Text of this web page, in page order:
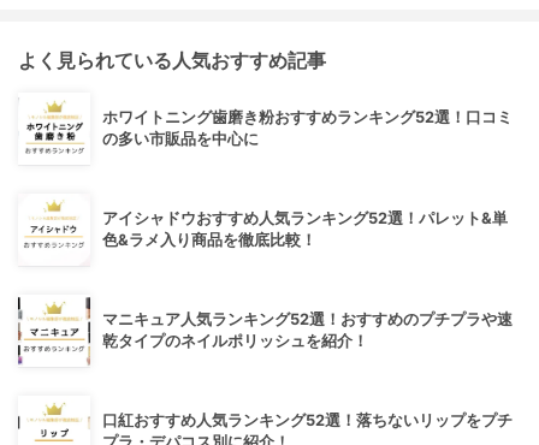
よく見られている人気おすすめ記事
ホワイトニング歯磨き粉おすすめランキング52選！口コミ
の多い市販品を中心に
アイシャドウおすすめ人気ランキング52選！パレット&単
色&ラメ入り商品を徹底比較！
マニキュア人気ランキング52選！おすすめのプチプラや速
乾タイプのネイルポリッシュを紹介！
口紅おすすめ人気ランキング52選！落ちないリップをプチ